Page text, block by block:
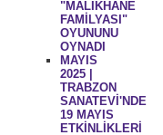
"MALİKHANE
FAMİLYASI"
OYUNUNU
OYNADI
MAYIS
2025 |
TRABZON
SANATEVİ'NDE
19 MAYIS
ETKİNLİKLERİ